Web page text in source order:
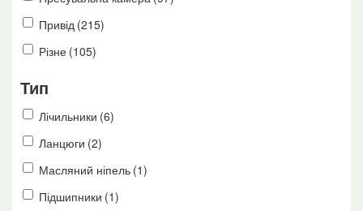
Привід (215)
Різне (105)
Тип
Лічильники (6)
Ланцюги (2)
Масляний ніпель (1)
Підшипники (1)